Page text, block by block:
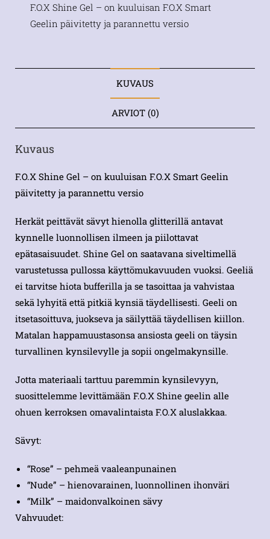
F.O.X Shine Gel – on kuuluisan F.O.X Smart
Geelin päivitetty ja parannettu versio
KUVAUS
ARVIOT (0)
Kuvaus
F.O.X Shine Gel – on kuuluisan F.O.X Smart Geelin
päivitetty ja parannettu versio
Herkät peittävät sävyt hienolla glitterillä antavat
kynnelle luonnollisen ilmeen ja piilottavat
epätasaisuudet. Shine Gel on saatavana siveltimellä
varustetussa pullossa käyttömukavuuden vuoksi. Geeliä
ei tarvitse hiota bufferilla ja se tasoittaa ja vahvistaa
sekä lyhyitä että pitkiä kynsiä täydellisesti. Geeli on
itsetasoittuva, juokseva ja säilyttää täydellisen kiillon.
Matalan happamuustasonsa ansiosta geeli on täysin
turvallinen kynsilevylle ja sopii ongelmakynsille.
Jotta materiaali tarttuu paremmin kynsilevyyn,
suosittelemme levittämään F.O.X Shine geelin alle
ohuen kerroksen omavalintaista F.O.X aluslakkaa.
Sävyt:
“Rose” – pehmeä vaaleanpunainen
“Nude” – hienovarainen, luonnollinen ihonväri
“Milk” – maidonvalkoinen sävy
Vahvuudet: